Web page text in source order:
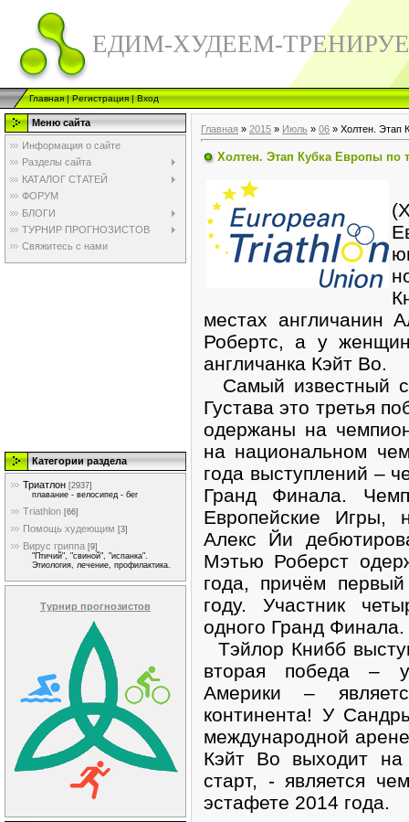
ЕДИМ-ХУДЕЕМ-
Главная|Регистрация|Вход
Меню сайта
Информация о сайте
Разделы сайта
КАТАЛОГ СТАТЕЙ
ФОРУМ
БЛОГИ
ТУРНИР ПРОГНОЗИСТОВ
Свяжитесь с нами
Категории раздела
Триатлон [2937]
плавание - велосипед - бег
Triathlon [66]
Помощь худеющим [3]
Вирус гриппа [9]
"Птичий", "свиной", "испанка".
Этиология, лечение, профилактика.
Турнир прогнозистов
Главная » 2015 » Июль » 06 » Холтен. Этап
Холтен. Этап Кубка Европы по
местах англичанин
Робертс, а у
англичанка Кэйт Во.
Самый известный
Густава это третья
одержаны на
на национальном
года выступлений –
Гранд Финала.
Европейские Игры,
Алекс Йи
Мэтью Роберст
года, причём
году. Участник
одного Гранд Финала.
Тэйлор Книбб
вторая победа –
Америки –
континента! У
международной
Кэйт Во выходит на
старт, - является
эстафете 2014 года.